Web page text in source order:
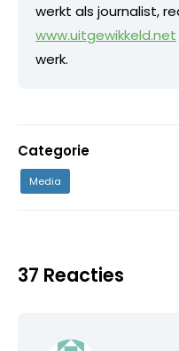
werkt als journalist,
www.uitgewikkeld.net
werk.
Categorie
Media
37 Reacties